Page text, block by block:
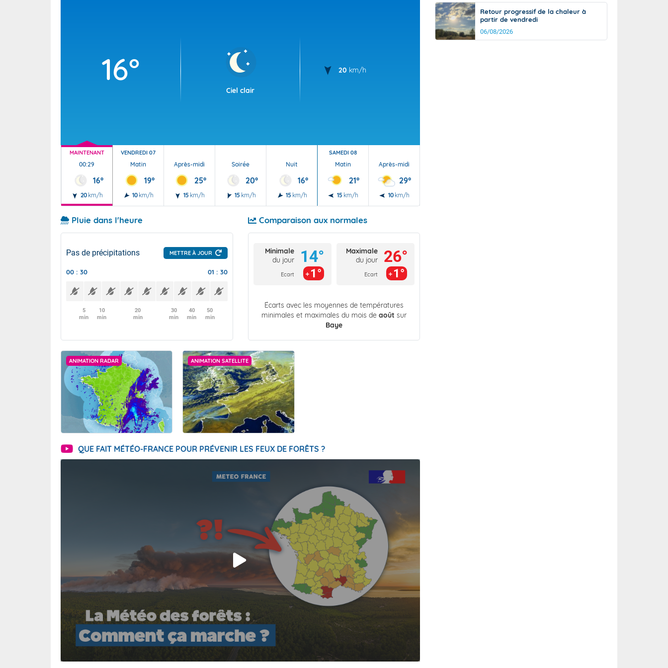
16°
Ciel clair
20 km/h
MAINTENANT
00:29
16°
20 km/h
VENDREDI 07
Matin
19°
10 km/h
Après-midi
25°
15 km/h
Soirée
20°
15 km/h
Nuit
16°
15 km/h
SAMEDI 08
Matin
21°
15 km/h
Après-midi
29°
10 km/h
Pluie dans l'heure
Pas de précipitations METTRE À JOUR
00 : 30 01 : 30
5
min
10
min
20
min
30
min
40
min
50
min
Comparaison aux normales
Minimale
du jour
Ecart
14°
1°
Maximale
du jour
Ecart
26°
1°
Écarts avec les moyennes de températures
minimales et maximales du mois de août sur
Baye
ANIMATION RADAR ANIMATION SATELLITE
QUE FAIT MÉTÉO-FRANCE POUR PRÉVENIR LES FEUX DE FORÊTS ?
Retour progressif de la chaleur à
partir de vendredi
06/08/2026